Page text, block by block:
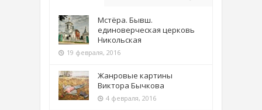
Мстёра. Бывш.
единоверческая церковь
Никольская
19 февраля, 2016
Жанровые картины
Виктора Бычкова
4 февраля, 2016